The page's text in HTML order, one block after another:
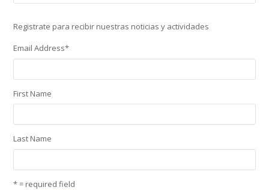
Registrate para recibir nuestras noticias y actividades
Email Address*
First Name
Last Name
* = required field